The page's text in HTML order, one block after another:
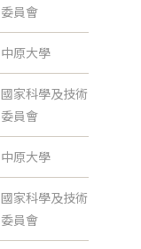
委員會
中原大學
國家科學及技術
委員會
中原大學
國家科學及技術
委員會